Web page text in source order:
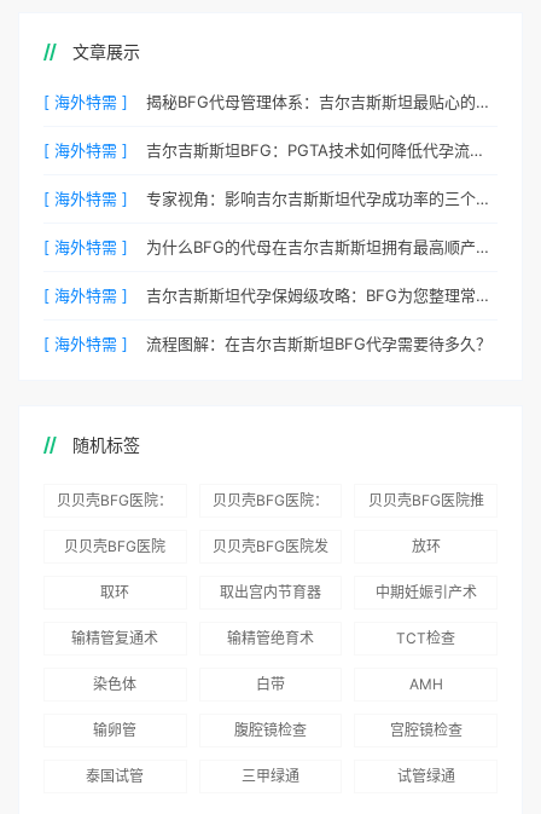
文章展示
[ 海外特需 ] 揭秘BFG代母管理体系：吉尔吉斯斯坦最贴心的生活照顾
[ 海外特需 ] 吉尔吉斯斯坦BFG：PGTA技术如何降低代孕流产风险？
[ 海外特需 ] 专家视角：影响吉尔吉斯斯坦代孕成功率的三个核心要素
[ 海外特需 ] 为什么BFG的代母在吉尔吉斯斯坦拥有最高顺产率？
[ 海外特需 ] 吉尔吉斯斯坦代孕保姆级攻略：BFG为您整理常见QA
[ 海外特需 ] 流程图解：在吉尔吉斯斯坦BFG代孕需要待多久？
随机标签
贝贝壳BFG医院：
务
贝贝壳BFG医院：
术”和“法律支持”
贝贝壳BFG医院推
贝贝壳BFG医院
贝贝壳BFG医院发
国版）》
放环
取环 取出宫内节育器 中期妊娠引产术
输精管复通术 输精管绝育术 TCT检查
染色体 白带 AMH
输卵管 腹腔镜检查 宫腔镜检查
泰国试管 三甲绿通 试管绿通